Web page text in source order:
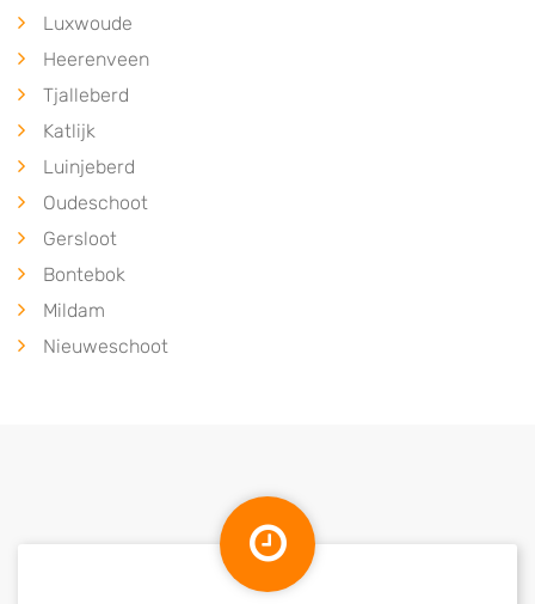
Luxwoude
Heerenveen
Tjalleberd
Katlijk
Luinjeberd
Oudeschoot
Gersloot
Bontebok
Mildam
Nieuweschoot